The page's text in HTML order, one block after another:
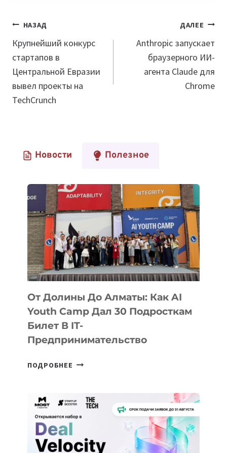
Навигация
по
записям
НАЗАД
Крупнейший конкурс
стартапов в
Центральной Евразии
вывел проекты на
TechCrunch
ДАЛЕЕ
Anthropic запускает
браузерного ИИ-
агента Claude для
Chrome
Новости Полезное
От Долины До Алматы: Как AI
Youth Camp Дал 30 Подросткам
Билет В IT-
Предпринимательство
ПОДРОБНЕЕ ОТ
АЛМАТЫ:
КАК
AI
YOUTH
CAMP